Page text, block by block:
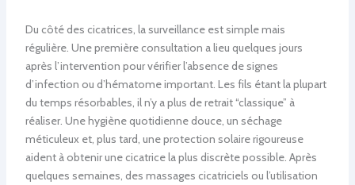
Du côté des cicatrices, la surveillance est simple mais
régulière. Une première consultation a lieu quelques jours
après l’intervention pour vérifier l’absence de signes
d’infection ou d’hématome important. Les fils étant la plupart
du temps résorbables, il n’y a plus de retrait “classique” à
réaliser. Une hygiène quotidienne douce, un séchage
méticuleux et, plus tard, une protection solaire rigoureuse
aident à obtenir une cicatrice la plus discrète possible. Après
quelques semaines, des massages cicatriciels ou l’utilisation